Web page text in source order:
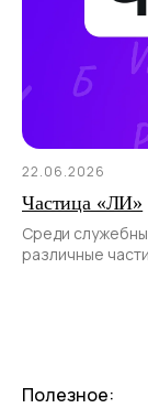
22.06.2026
Частица «ЛИ»
Среди
различные
Полезное: